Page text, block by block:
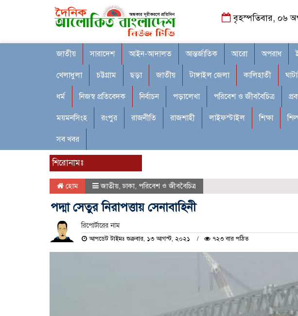
বৃহস্পতিবার, ০৬
জাতীয় সারাদেশ আইন-আদালত আন্তর্জাতিক আরো অপরাধ
খেলাধুলা চট্টগ্রাম ছড়া জাতীয় টাঙ্গাইল জেলা কালিহাতী
ধর্ম নিজস্ব প্রতিবেদক নির্বাচন পড়ালেখা পরিবেশ ও জীববৈচিত্র
ময়মনসিংহ রংপুর রাজনীতি রাজশাহী লাইফস্টাইল শিক্ষা
সব খবর
শিরোনামঃ
হোম জাতীয়,ঢাকা, পরিবেশ ও জীববৈচিত্র
পদ্মা সেতুর নিরাপত্তায় সেনাবাহিনী
রিপোর্টারের নাম
আপডেট টাইমঃ শুক্রবার, ১৩ আগস্ট, ২০২১ ৭২৩ বার পঠিত